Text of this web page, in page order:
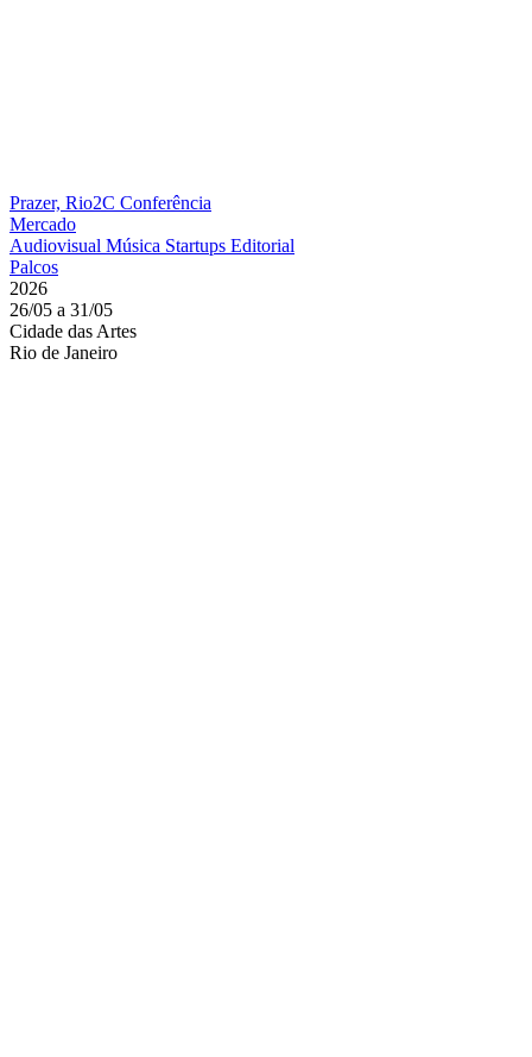
Prazer, Rio2C Conferência
Mercado
Audiovisual Música Startups Editorial
Palcos
2026
26/05 a 31/05
Cidade das Artes
Rio de Janeiro